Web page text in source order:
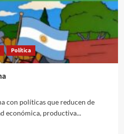
Política
con políticas que reducen de
económica, productiva...